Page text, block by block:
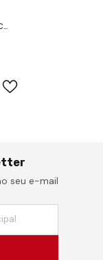
seu e-mail